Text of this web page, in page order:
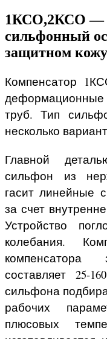
1КСО,2КСО —
сильфонный
защитном
Компенсатор
деформационные
труб. Тип
несколько
Главной
сильфон из
гасит линейные
за счет
Устройство
колебания.
составляет 25-
сильфона
рабочих
плюсовых